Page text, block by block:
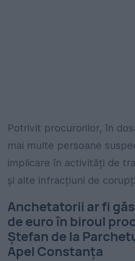
Potrivit procurorilor, în
mai multe persoane
implicare în activități de
și alte infracțiuni de
Anchetatorii ar fi
de euro în biroul
Ștefan de la
Apel Constanța